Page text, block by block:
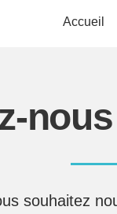
Accueil
souhaitez